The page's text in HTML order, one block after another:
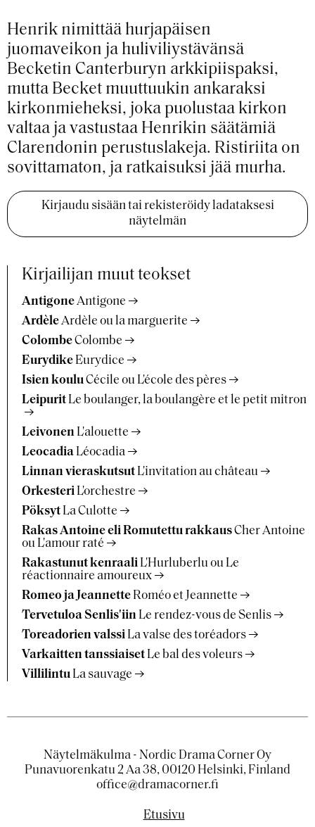
Henrik nimittää hurjapäisen
juomaveikon ja huliviliystävänsä
Becketin Canterburyn arkkipiispaksi,
mutta Becket muuttuukin ankaraksi
kirkonmieheksi, joka puolustaa kirkon
valtaa ja vastustaa Henrikin säätämiä
Clarendonin perustuslakeja. Ristiriita on
sovittamaton, ja ratkaisuksi jää murha.
Kirjaudu sisään tai rekisteröidy ladataksesi
näytelmän
Kirjailijan muut teokset
AntigoneAntigone
ArdèleArdèle ou la marguerite
ColombeColombe
Eurydike Eurydice
Isien kouluCécile ou L'école des pères
Leipurit Le boulanger, la boulangère et le petit mitron
Leivonen L'alouette
Leocadia Léocadia
Linnan vieraskutsut L'invitation au château
Orkesteri L'orchestre
Pöksyt La Culotte
Rakas Antoine eli Romutettu rakkausCher Antoine
ou L'amour raté
Rakastunut kenraali L'Hurluberlu ou Le
réactionnaire amoureux
Romeo ja Jeannette Roméo et Jeannette
Tervetuloa Senlis'iin Le rendez-vous de Senlis
Toreadorien valssi La valse des toréadors
Varkaitten tanssiaiset Le bal des voleurs
Villilintu La sauvage
Näytelmäkulma - Nordic Drama Corner Oy
Punavuorenkatu 2 Aa 38, 00120 Helsinki, Finland
office@dramacorner.fi
Etusivu